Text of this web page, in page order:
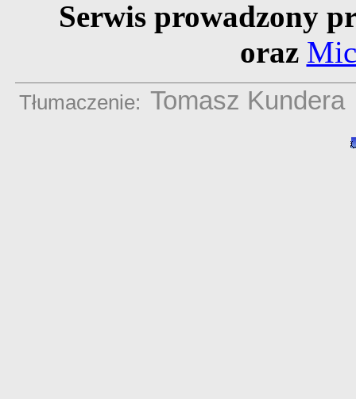
Serwis prowadzony
oraz
Tłumaczenie: Tomasz Kundera